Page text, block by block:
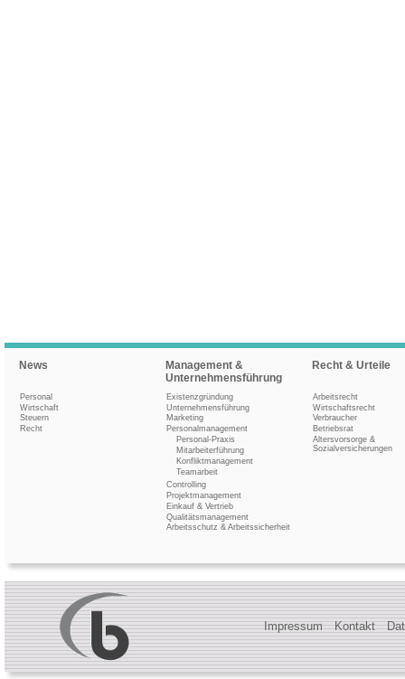
News
Personal
Wirtschaft
Steuern
Recht
Management &
Unternehmensführung
Existenzgründung
Unternehmensführung
Marketing
Personalmanagement
Personal-Praxis
Mitarbeiterführung
Konfliktmanagement
Teamarbeit
Controlling
Projektmanagement
Einkauf & Vertrieb
Qualitätsmanagement
Arbeitsschutz & Arbeitssicherheit
Recht & Urteile
Arbeitsrecht
Wirtschaftsrecht
Verbraucher
Betriebsrat
Altersvorsorge &
Sozialversicherungen
Impressum Kontakt